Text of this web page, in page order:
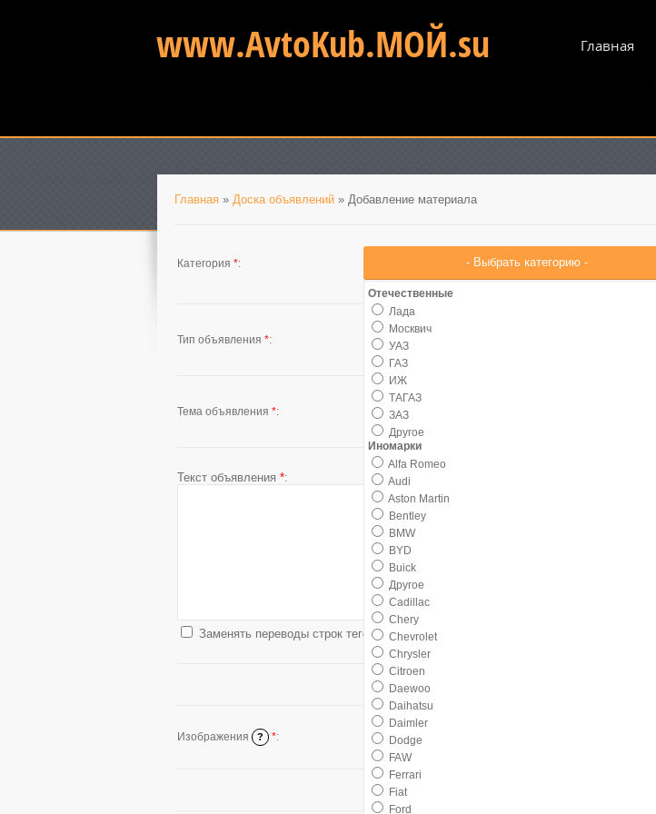
www.AvtoKub.МОЙ.su Главная
Главная » Доска объявлений » Добавление материала
Категория *:
Отечественные
Лада
Москвич
УАЗ
ГАЗ
ИЖ
ТАГАЗ
ЗАЗ
Другое
Иномарки
Alfa Romeo
Audi
Aston Martin
Bentley
BMW
BYD
Buick
Другое
Cadillac
Chery
Chevrolet
Chrysler
Citroen
Daewoo
Daihatsu
Daimler
Dodge
FAW
Ferrari
Fiat
Ford
Тип объявления *:
Тема объявления *:
Текст объявления *:
Заменять переводы строк тегом<BR>
Изображения ? *: Стандартный загрузчик